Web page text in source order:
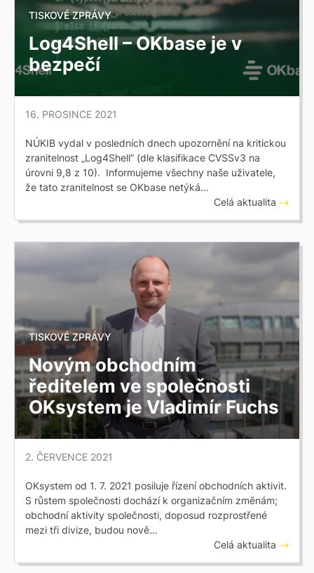
TISKOVÉ ZPRÁVY
Log4Shell – OKbase je v
bezpečí
16. PROSINCE 2021
NÚKIB vydal v posledních dnech upozornění na kritickou
zranitelnost „Log4Shell“ (dle klasifikace CVSSv3 na
úrovni 9,8 z 10). Informujeme všechny naše uživatele,
že tato zranitelnost se OKbase netýká…
Celá aktualita
TISKOVÉ ZPRÁVY
Novým obchodním
ředitelem ve společnosti
OKsystem je Vladimír Fuchs
2. ČERVENCE 2021
OKsystem od 1. 7. 2021 posiluje řízení obchodních aktivit.
S růstem společnosti dochází k organizačním změnám;
obchodní aktivity společnosti, doposud rozprostřené
mezi tři divize, budou nově…
Celá aktualita